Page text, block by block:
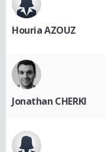
Houria AZOUZ
Jonathan CHERKI